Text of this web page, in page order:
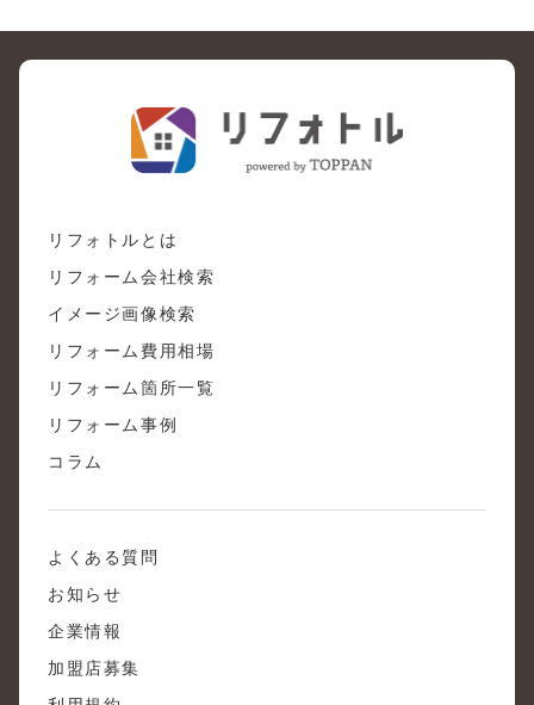
リフォトルとは
リフォーム会社検索
イメージ画像検索
リフォーム費用相場
リフォーム箇所一覧
リフォーム事例
コラム
よくある質問
お知らせ
企業情報
加盟店募集